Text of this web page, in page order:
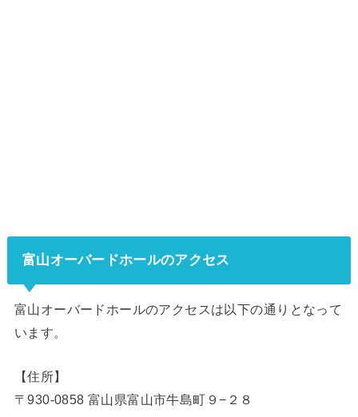
富山オーバードホールのアクセス
富山オーバードホールのアクセスは以下の通りとなって
います。
【住所】
〒930-0858 富山県富山市牛島町９−２８